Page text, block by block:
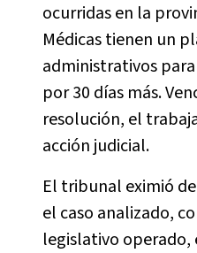
ocurridas en la
Médicas tienen un
administrativos
por 30 días más.
resolución, el
acción judicial.
El tribunal eximió
el caso analizado,
legislativo operado,